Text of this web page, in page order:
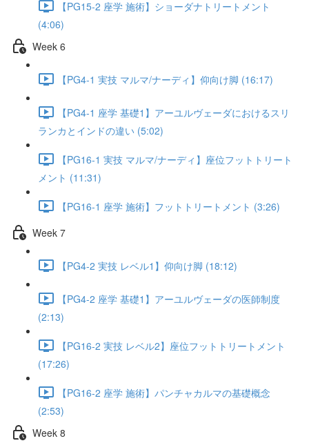
【PG15-2 座学 施術】ショーダナトリートメント
(4:06)
Week 6
【PG4-1 実技 マルマ/ナーディ】仰向け脚 (16:17)
【PG4-1 座学 基礎1】アーユルヴェーダにおけるスリ
ランカとインドの違い (5:02)
【PG16-1 実技 マルマ/ナーディ】座位フットトリート
メント (11:31)
【PG16-1 座学 施術】フットトリートメント (3:26)
Week 7
【PG4-2 実技 レベル1】仰向け脚 (18:12)
【PG4-2 座学 基礎1】アーユルヴェーダの医師制度
(2:13)
【PG16-2 実技 レベル2】座位フットトリートメント
(17:26)
【PG16-2 座学 施術】パンチャカルマの基礎概念
(2:53)
Week 8